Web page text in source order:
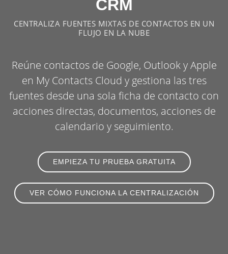
CRM
CENTRALIZA FUENTES MIXTAS DE CONTACTOS EN UN
FLUJO EN LA NUBE
Reúne contactos de Google, Outlook y Apple
en My Contacts Cloud y gestiona las tres
fuentes desde una sola ficha de contacto con
acciones directas, documentos, acciones de
calendario y seguimiento.
EMPIEZA TU PRUEBA GRATUITA
VER CÓMO FUNCIONA LA CENTRALIZACIÓN